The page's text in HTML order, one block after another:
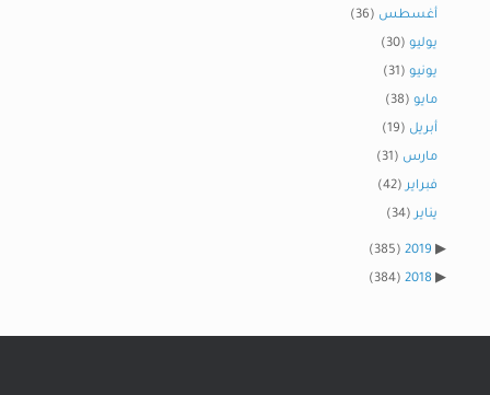
أغسطس (36)
يوليو (30)
يونيو (31)
مايو (38)
أبريل (19)
مارس (31)
فبراير(42)
يناير(34)
2019
(385)
2018
(384)